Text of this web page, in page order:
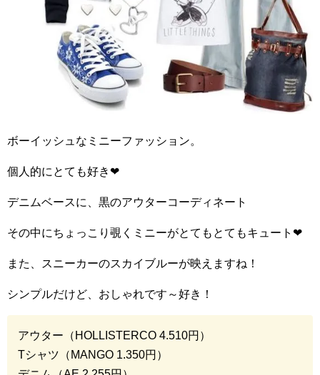
ボーイッシュなミニーファッション。
個人的にとても好き ❤︎
デニムベースに、黒のアウターコーディネート
その中にちょっこり覗くミニーがとてもとてもキュート ❤︎
また、スニーカーのスカイブルーが映えますね！
シンプルだけど、おしゃれです～好き！
アウター（ HOLLISTERCO 4.510円）
Tシャツ（ MANGO 1.350円）